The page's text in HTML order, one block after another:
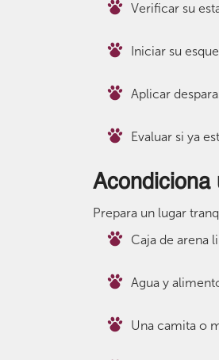
Verificar su
Iniciar su
Aplicar
Evaluar si ya
Acondiciona
Prepara un lugar
Caja de arena
Agua y
Una camita o